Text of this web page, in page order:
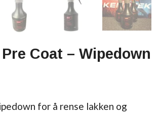
Coat – Wipedown
for å rense lakken og